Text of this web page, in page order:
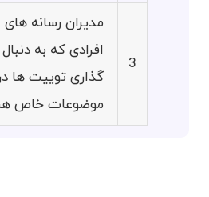
3
مدیران رسانه های
افرادی که به
گذاری توییت ها
موضوعات خاص